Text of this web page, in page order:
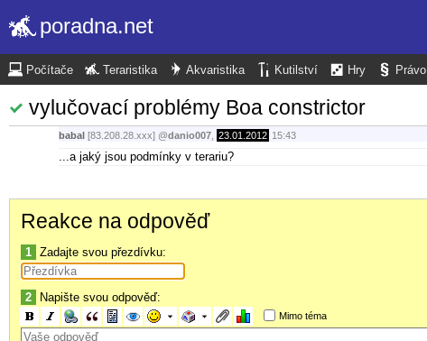
poradna.net
Počítače Teraristika Akvaristika Kutilství Hry Právo
vylučovací problémy Boa constrictor
babal [83.208.28.xxx] @danio007 23.01.2012 15:43
...a jaký jsou podmínky v terariu?
Reakce na odpověď
1 Zadajte svou přezdívku:
2 Napište svou odpověď:
Mimo téma